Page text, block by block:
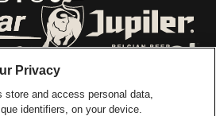
le site de Europcar
site de Coca-Cola
Visitez le site de Red Bull
Visitez le
Privacy
store and access personal data,
identifiers, on your device.